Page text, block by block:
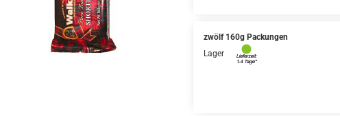
zwölf 160g Packungen
Lager